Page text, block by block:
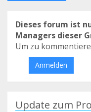
Dieses forum ist
Managers dieser
Um zu
Anmelden
Update zum